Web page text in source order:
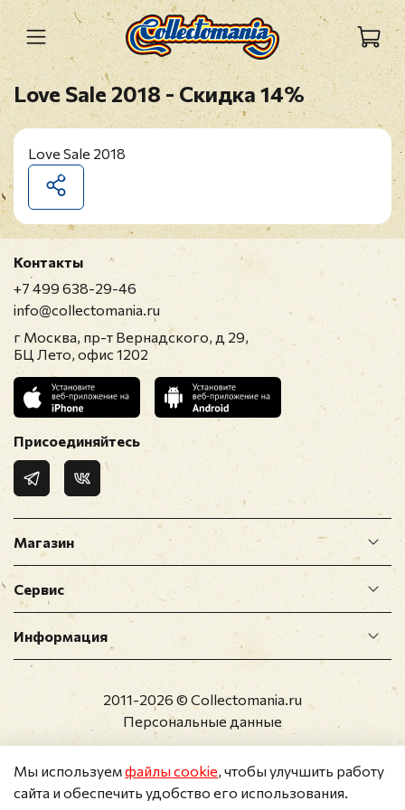
Love Sale 2018 - Скидка 14%
Love Sale 2018
Магазин
Сервис
Информация
Контакты
+7 499 638-29-46
info@collectomania.ru
г Москва, пр-т Вернадского, д 29,
БЦ Лето, офис 1202
Присоединяйтесь
2011-2026 © Collectomania.ru
Персональные данные
Мы используемфайлы cookie, чтобы улучшить работу
сайта и обеспечить удобство его использования.